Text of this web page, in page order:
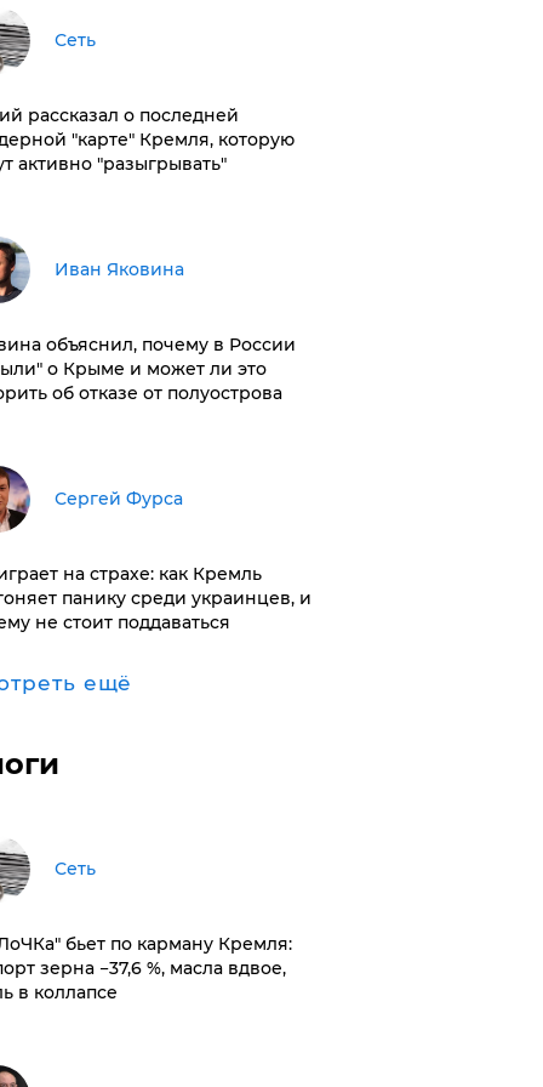
Сеть
рассказал о последней
"карте" Кремля, которую
активно "разыгрывать"
Иван Яковина
объяснил, почему в России
о Крыме и может ли это
об отказе от полуострова
Сергей Фурса
на страхе: как Кремль
панику среди украинцев, и
не стоит поддаваться
ещё
Сеть
бьет по карману Кремля:
зерна −37,6 %, масла вдвое,
в коллапсе